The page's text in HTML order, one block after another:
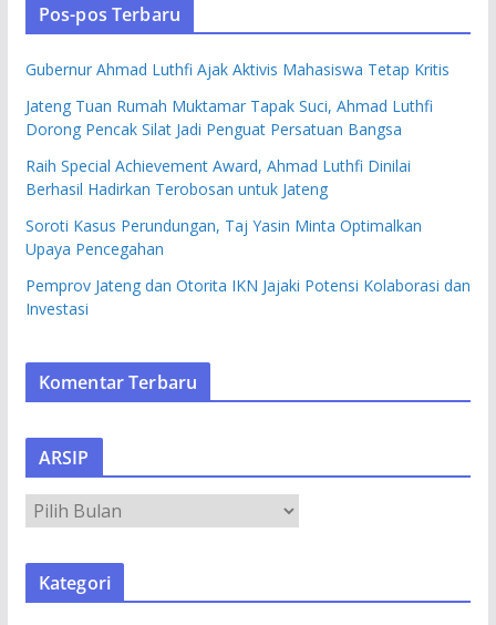
Pos-pos Terbaru
Gubernur Ahmad Luthfi Ajak Aktivis Mahasiswa Tetap Kritis
Jateng Tuan Rumah Muktamar Tapak Suci, Ahmad Luthfi
Dorong Pencak Silat Jadi Penguat Persatuan Bangsa
Raih Special Achievement Award, Ahmad Luthfi Dinilai
Berhasil Hadirkan Terobosan untuk Jateng
Soroti Kasus Perundungan, Taj Yasin Minta Optimalkan
Upaya Pencegahan
Pemprov Jateng dan Otorita IKN Jajaki Potensi Kolaborasi dan
Investasi
Komentar Terbaru
ARSIP
R
S
Kategori